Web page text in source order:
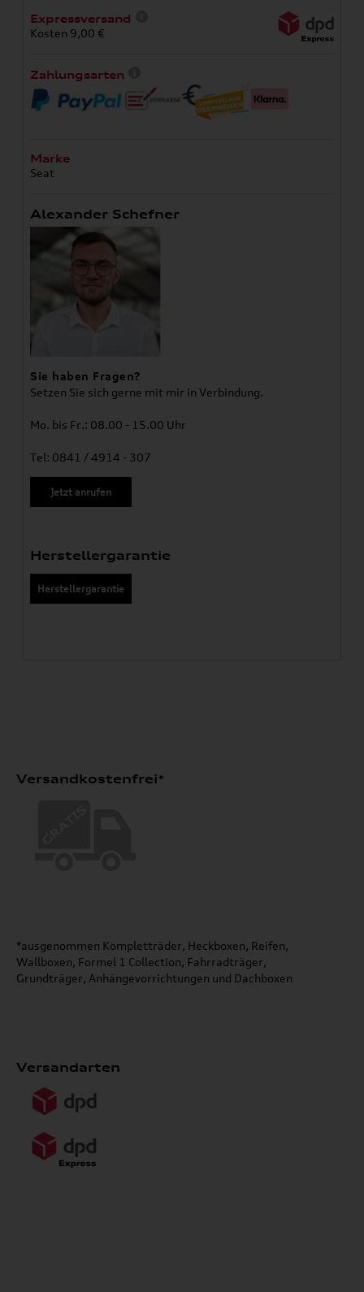
Expressversand
Kosten 9,00 €
Zahlungsarten
Marke
Seat
Alexander Schefner
Sie haben Fragen?
Setzen Sie sich gerne mit mir in Verbindung.
Mo. bis Fr.: 08.00 - 15.00 Uhr
Tel: 0841 / 4914 - 307
Jetzt anrufen
Herstellergarantie
Herstellergarantie
Versandkostenfrei*
*ausgenommen Kompletträder, Heckboxen, Reifen,
Wallboxen, Formel 1 Collection, Fahrradträger,
Grundträger, Anhängevorrichtungen und Dachboxen
Versandarten